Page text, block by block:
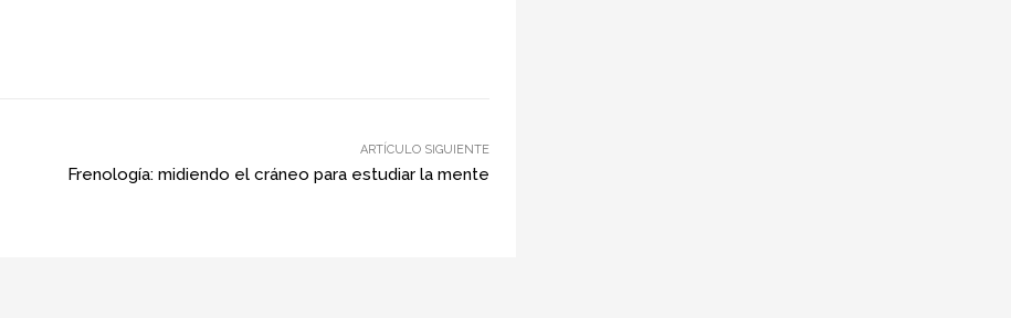
ARTÍCULO SIGUIENTE
Frenología: midiendo el cráneo para estudiar la mente